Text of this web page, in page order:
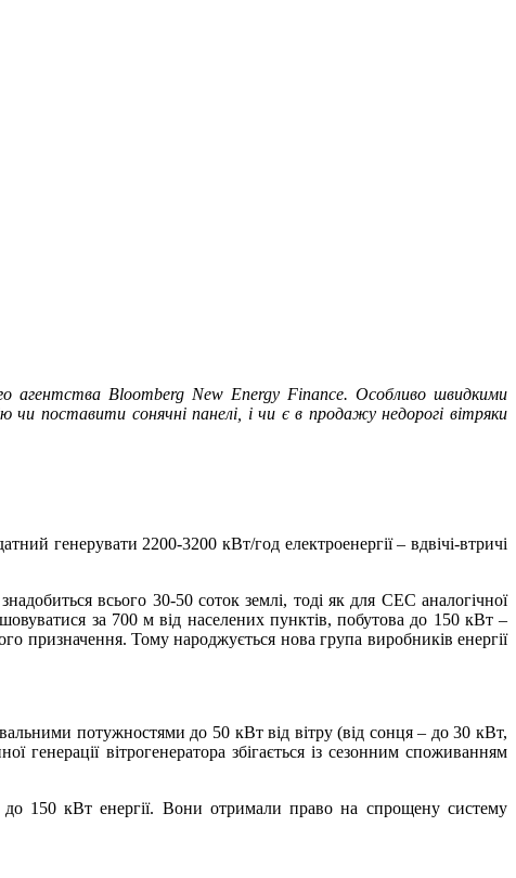
агентства Bloomberg New Energy Finance. Особливо швидкими
чи поставити сонячні панелі, і чи є в продажу недорогі вітряки
генерувати 2200-3200 кВт/год електроенергії – вдвічі-втричі
всього 30-50 соток землі, тоді як для СЕС аналогічної
за 700 м від населених пунктів, побутова до 150 кВт –
призначення. Тому народжується нова група виробників енергії
потужностями до 50 кВт від вітру (від сонця – до 30 кВт,
вітрогенератора збігається із сезонним споживанням
до 150 кВт енергії. Вони отримали право на спрощену систему